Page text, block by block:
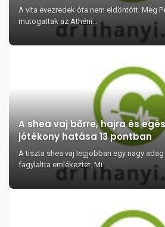
A vita évezredek óta nem eldöntött. Még
mutogattak az Athéni...
A shea vaj bőrre, hajra és
jótékony hatása 13 pontban
A tiszta shea vaj legjobban egy nagy
fagylaltra emlékeztet. Mi...